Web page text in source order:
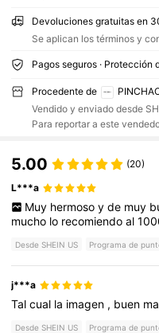
Devoluciones gratuitas en
Se aplican los términos y
Pagos seguros · Protección
Procedente de
Vendido y enviado desde
Para reportar a este
5.00 (20)
L***a
Muy hermoso y de muy
mucho lo recomiendoal
Desde SHEIN US Programa de
j***a
Talcual la imagen , buen
Desde SHEIN US Programa de